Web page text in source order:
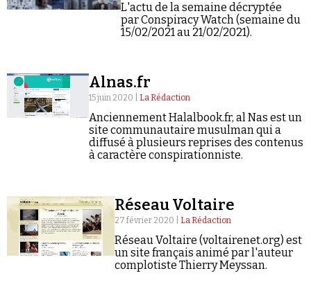
L'actu de la semaine décryptée
par Conspiracy Watch (semaine du
15/02/2021 au 21/02/2021).
Alnas.fr
15 juin 2020 | La Rédaction
Anciennement Halalbook.fr, al Nas est un
site communautaire musulman qui a
diffusé à plusieurs reprises des contenus
à caractère conspirationniste.
Réseau Voltaire
27 février 2020 | La Rédaction
Réseau Voltaire (voltairenet.org) est
un site français animé par l'auteur
complotiste Thierry Meyssan.